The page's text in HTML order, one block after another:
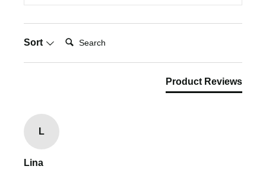
Sort
Search:
Product Reviews
L
Lina